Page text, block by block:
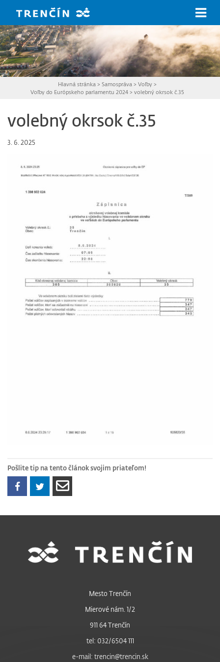
Hlavná stránka > Samospráva > Voľby>
Voľby do Európskeho parlamentu 2024> volebný okrsok č.35
volebný okrsok č.35
3. 6. 2025
Pošlite tip na tento článok svojim priateľom!
Mesto Trenčín
Mierové nám. 1/2
911 64 Trenčín
tel: 032/6504 111
e-mail: trencin@trencin.sk